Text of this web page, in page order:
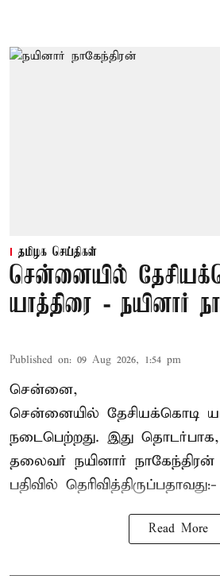
தமிழக செய்திகள்
சென்னையில்
யாத்திரை - நயினார்
Published on: 09 Aug 2026, 1:54 pm
சென்னை,
சென்னையில் தேசியக்கொடி
நடைபெற்றது. இது
தலைவர் நயினார் நாகேந்திரன்
பதிவில் தெரிவித்திருப்பதாவது:-
Read More